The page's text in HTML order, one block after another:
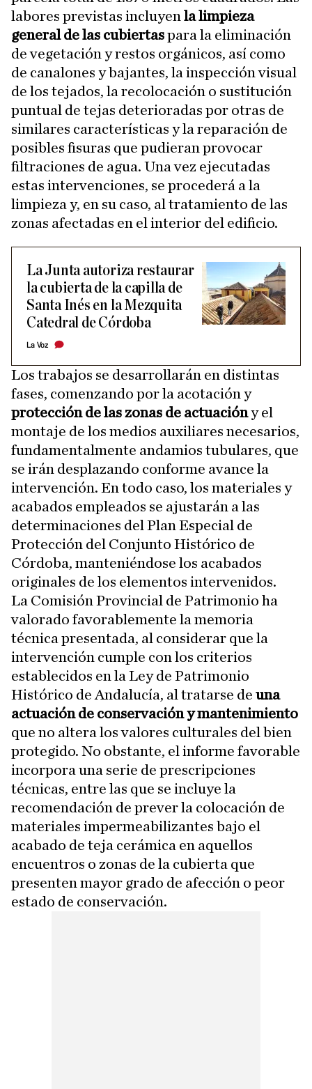
labores previstas incluyen la limpieza
general de las cubiertaspara la eliminación
de vegetación y restos orgánicos, así como
de canalones y bajantes, la inspección visual
de los tejados, la recolocación o sustitución
puntual de tejas deterioradas por otras de
similares características y la reparación de
posibles fisuras que pudieran provocar
filtraciones de agua. Una vez ejecutadas
estas intervenciones, se procederá a la
limpieza y, en su caso, al tratamiento de las
zonas afectadas en el interior del edificio.
La Junta autoriza restaurar
la cubierta de la capilla de
Santa Inés en la Mezquita
Catedral de Córdoba
La Voz
Los trabajos se desarrollarán en distintas
fases, comenzando por la acotación y
protección de las zonas de actuacióny el
montaje de los medios auxiliares necesarios,
fundamentalmente andamios tubulares, que
se irán desplazando conforme avance la
intervención. En todo caso, los materiales y
acabados empleados se ajustarán a las
determinaciones del Plan Especial de
Protección del Conjunto Histórico de
Córdoba, manteniéndose los acabados
originales de los elementos intervenidos.
La Comisión Provincial de Patrimonio ha
valorado favorablemente la memoria
técnica presentada, al considerar que la
intervención cumple con los criterios
establecidos en la Ley de Patrimonio
Histórico de Andalucía, al tratarse de una
actuación de conservación y mantenimiento
que no altera los valores culturales del bien
protegido. No obstante, el informe favorable
incorpora una serie de prescripciones
técnicas, entre las que se incluye la
recomendación de prever la colocación de
materiales impermeabilizantes bajo el
acabado de teja cerámica en aquellos
encuentros o zonas de la cubierta que
presenten mayor grado de afección o peor
estado de conservación.